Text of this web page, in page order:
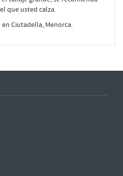
que usted calza.
Ciutadella, Menorca.